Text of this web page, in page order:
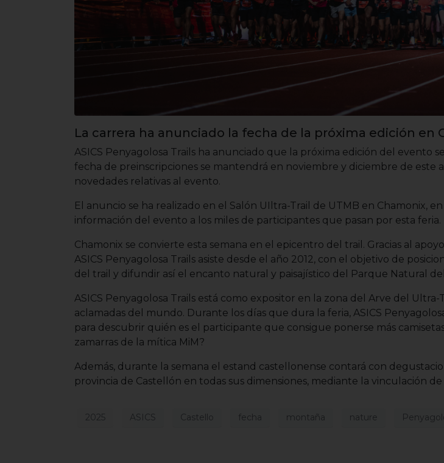
La carrera ha anunciado la fecha de la próxima edición en
ASICS Penyagolosa Trails ha anunciado que la próxima edición del evento
fecha de preinscripciones se mantendrá en noviembre y diciembre de este
novedades relativas al evento.
El anuncio se ha realizado en el Salón UIltra-Trail de UTMB en Chamonix,
información del evento a los miles de participantes que pasan por esta feria.
Chamonix se convierte esta semana en el epicentro del trail. Gracias al
ASICS Penyagolosa Trails asiste desde el año 2012, con el objetivo de
del trail y difundir así el encanto natural y paisajístico del Parque Natural
ASICS Penyagolosa Trails está como expositor en la zona del Arve del Ultra-
aclamadas del mundo. Durante los días que dura la feria, ASICS
para descubrir quién es el participante que consigue ponerse más
zamarras de la mítica MiM?
Además, durante la semana el estand castellonense contará con
provincia de Castellón en todas sus dimensiones, mediante la vinculación
2025 ASICS Castello fecha montaña nature